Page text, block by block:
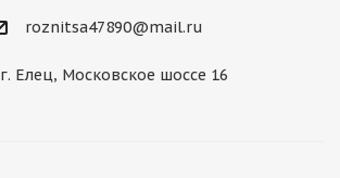
roznitsa47890@mail.ru
г. Елец, Московское шоссе 16